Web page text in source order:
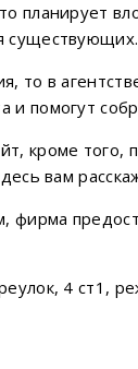
планирует
существующих.
то в
помогут
кроме
вам
4